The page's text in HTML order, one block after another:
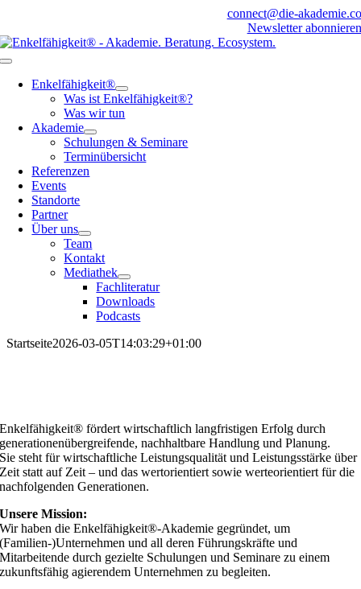
springen
connect@die-akademie.co
Newsletter abonnieren
Toggle
NavigationEnkelfähigkeit®
Was ist Enkelfähigkeit®?
Was wir tun
Akademie
Schulungen & Seminare
Terminübersicht
Referenzen
Events
Standorte
Partner
Über uns
Team
Kontakt
Mediathek
Fachliteratur
Downloads
Podcasts
Startseite2026-03-05T14:03:29+01:00
Enkelfähigkeit® fördert wirtschaftlich langfristigen Erfolg durch
generationenübergreifende, nachhaltbare Handlung und Planung.
Sie steht für wirtschaftliche Leistungsqualität und Leistungsstärke über
Zeit statt auf Zeit – und das wertorientiert sowie werteorientiert für die
nachfolgenden Generationen.
Unsere Mission:
Wir haben die Enkelfähigkeit®-Akademie gegründet, um
(Familien-)Unternehmen und all deren Führungskräfte und
Mitarbeitende durch gezielte Schulungen und Seminare zu einem
zukunftsfähig agierendem Unternehmen zu begleiten.